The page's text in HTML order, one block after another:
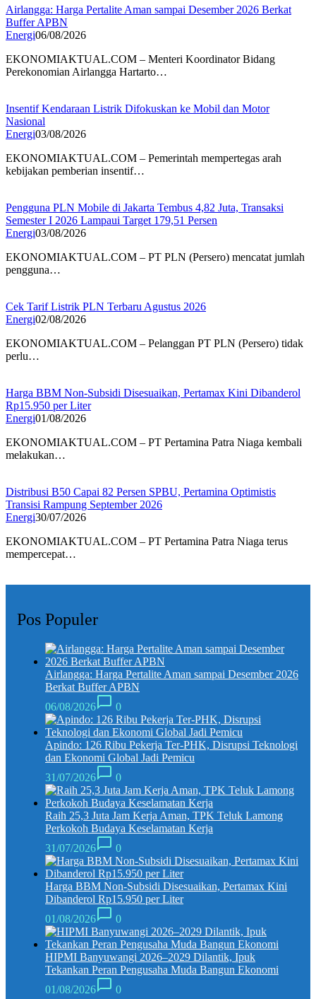
Airlangga: Harga Pertalite Aman sampai Desember 2026 Berkat
Buffer APBN
Energi06/08/2026
EKONOMIAKTUAL.COM – Menteri Koordinator Bidang
Perekonomian Airlangga Hartarto…
Insentif Kendaraan Listrik Difokuskan ke Mobil dan Motor
Nasional
Energi03/08/2026
EKONOMIAKTUAL.COM – Pemerintah mempertegas arah
kebijakan pemberian insentif…
Pengguna PLN Mobile di Jakarta Tembus 4,82 Juta, Transaksi
Semester I 2026 Lampaui Target 179,51 Persen
Energi03/08/2026
EKONOMIAKTUAL.COM – PT PLN (Persero) mencatat jumlah
pengguna…
Cek Tarif Listrik PLN Terbaru Agustus 2026
Energi02/08/2026
EKONOMIAKTUAL.COM – Pelanggan PT PLN (Persero) tidak
perlu…
Harga BBM Non-Subsidi Disesuaikan, Pertamax Kini Dibanderol
Rp15.950 per Liter
Energi01/08/2026
EKONOMIAKTUAL.COM – PT Pertamina Patra Niaga kembali
melakukan…
Distribusi B50 Capai 82 Persen SPBU, Pertamina Optimistis
Transisi Rampung September 2026
Energi30/07/2026
EKONOMIAKTUAL.COM – PT Pertamina Patra Niaga terus
mempercepat…
Pos Populer
Airlangga: Harga Pertalite Aman sampai Desember 2026
Berkat Buffer APBN
06/08/2026
0
Apindo: 126 Ribu Pekerja Ter-PHK, Disrupsi Teknologi
dan Ekonomi Global Jadi Pemicu
31/07/2026
0
Raih 25,3 Juta Jam Kerja Aman, TPK Teluk Lamong
Perkokoh Budaya Keselamatan Kerja
31/07/2026
0
Harga BBM Non-Subsidi Disesuaikan, Pertamax Kini
Dibanderol Rp15.950 per Liter
01/08/2026
0
HIPMI Banyuwangi 2026–2029 Dilantik, Ipuk
Tekankan Peran Pengusaha Muda Bangun Ekonomi
01/08/2026
0